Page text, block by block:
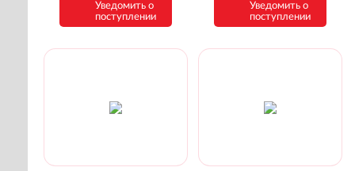
Уведомить о
поступлении
Уведомить о
поступлении